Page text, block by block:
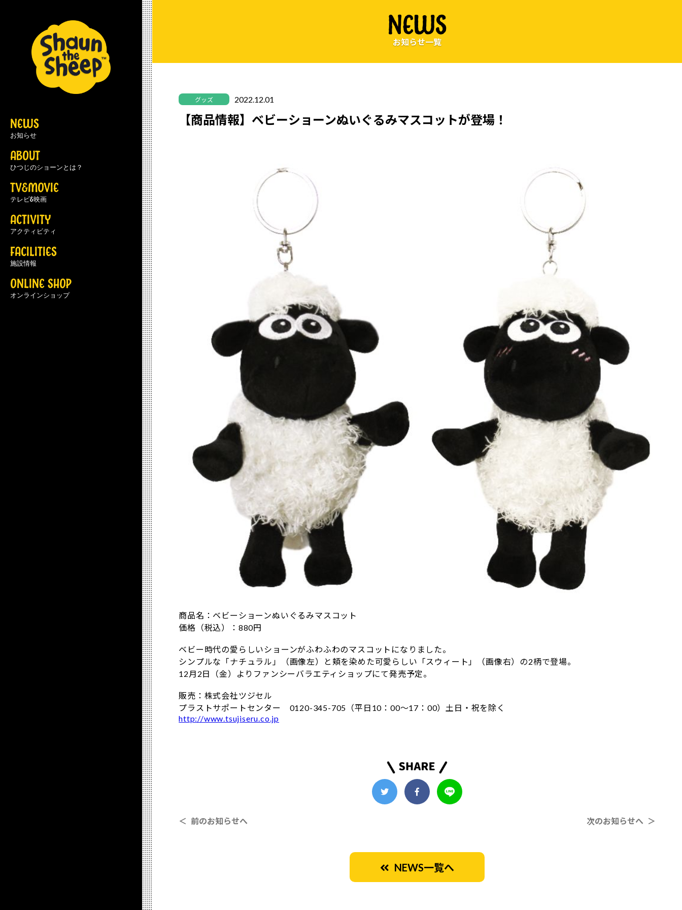
NEWS
お知らせ
ABOUT
ひつじのショーンとは？
TV&MOVIE
テレビ&映画
ACTIVITY
アクティビティ
FACILITIES
施設情報
ONLINE SHOP
オンラインショップ
NEWS
お知らせ一覧
グッズ 2022.12.01
【商品情報】ベビーショーンぬいぐるみマスコットが登場！
商品名：ベビーショーンぬいぐるみマスコット
価格（税込）：880円
ベビー時代の愛らしいショーンがふわふわのマスコットになりました。
シンプルな「ナチュラル」（画像左）と頬を染めた可愛らしい「スウィート」（画像右）の2柄で登場。
12月2日（金）よりファンシーバラエティショップにて発売予定。
販売：株式会社ツジセル
プラストサポートセンター 0120-345-705（平日10：00～17：00）土日・祝を除く
http://www.tsujiseru.co.jp
＜ 前のお知らせへ 次のお知らせへ ＞
NEWS一覧へ